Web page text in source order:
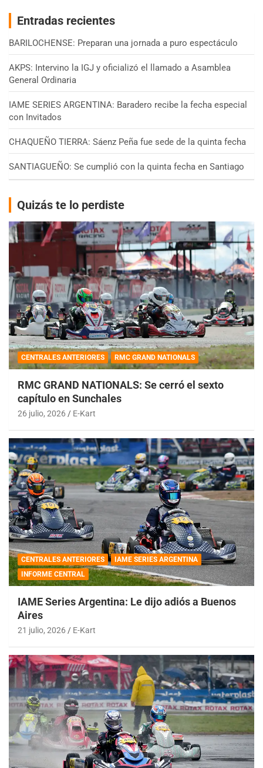
Entradas recientes
BARILOCHENSE: Preparan una jornada a puro espectáculo
AKPS: Intervino la IGJ y oficializó el llamado a Asamblea
General Ordinaria
IAME SERIES ARGENTINA: Baradero recibe la fecha especial
con Invitados
CHAQUEÑO TIERRA: Sáenz Peña fue sede de la quinta fecha
SANTIAGUEÑO: Se cumplió con la quinta fecha en Santiago
Quizás te lo perdiste
CENTRALES ANTERIORES RMC GRAND NATIONALS
RMC GRAND NATIONALS: Se cerró el sexto
capítulo en Sunchales
26 julio, 2026 E-Kart
CENTRALES ANTERIORES
IAME SERIES ARGENTINA
INFORME CENTRAL
IAME Series Argentina: Le dijo adiós a Buenos
Aires
21 julio, 2026 E-Kart